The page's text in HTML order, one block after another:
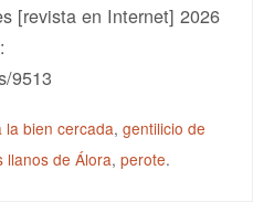
[revista en Internet] 2026
9513
la bien cercada,gentilicio de
llanos de Álora,perote.